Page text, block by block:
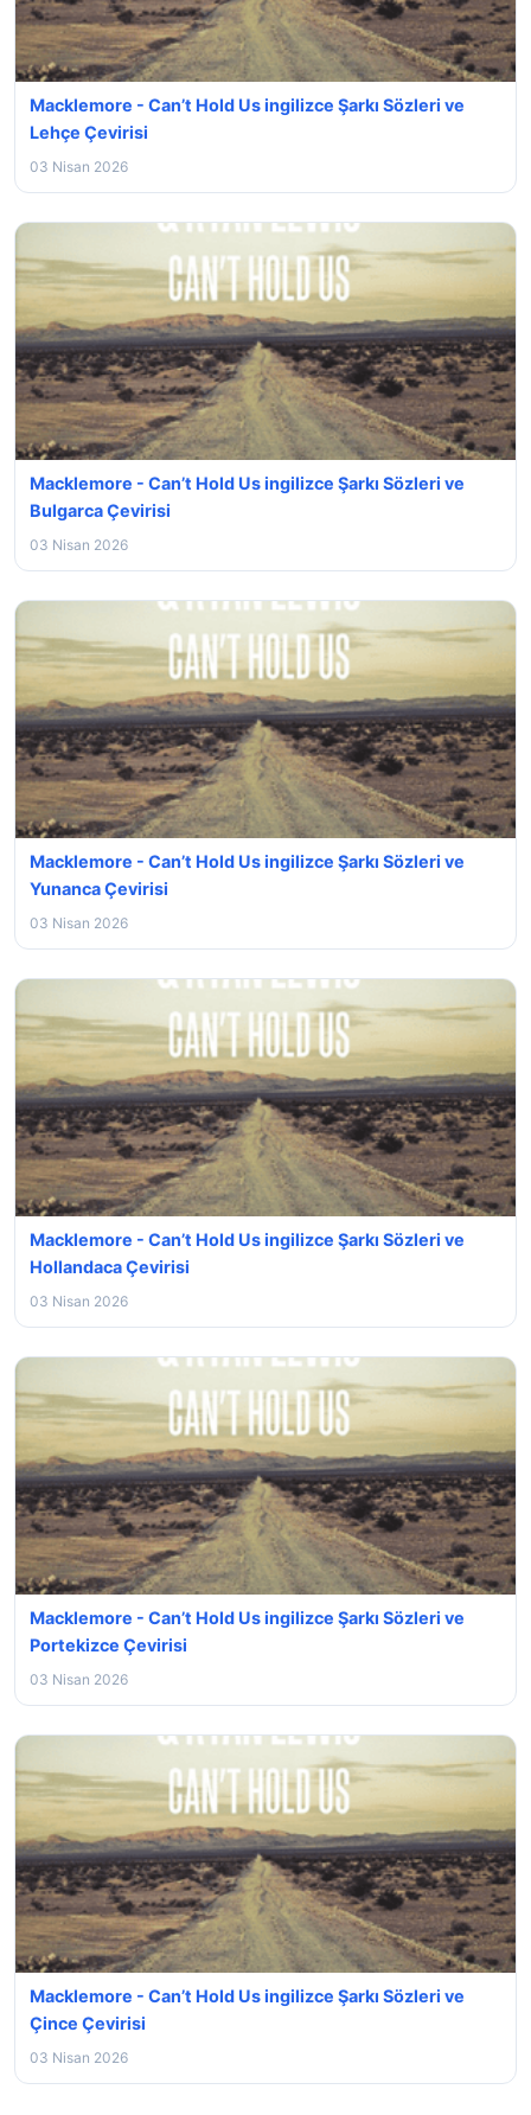
Macklemore - Can’t Hold Us ingilizce Şarkı Sözleri ve
Lehçe Çevirisi
03 Nisan 2026
Macklemore - Can’t Hold Us ingilizce Şarkı Sözleri ve
Bulgarca Çevirisi
03 Nisan 2026
Macklemore - Can’t Hold Us ingilizce Şarkı Sözleri ve
Yunanca Çevirisi
03 Nisan 2026
Macklemore - Can’t Hold Us ingilizce Şarkı Sözleri ve
Hollandaca Çevirisi
03 Nisan 2026
Macklemore - Can’t Hold Us ingilizce Şarkı Sözleri ve
Portekizce Çevirisi
03 Nisan 2026
Macklemore - Can’t Hold Us ingilizce Şarkı Sözleri ve
Çince Çevirisi
03 Nisan 2026